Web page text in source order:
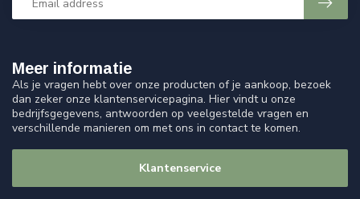
Meer informatie
Als je vragen hebt over onze producten of je aankoop, bezoek
dan zeker onze klantenservicepagina. Hier vindt u onze
bedrijfsgegevens, antwoorden op veelgestelde vragen en
verschillende manieren om met ons in contact te komen.
Klantenservice